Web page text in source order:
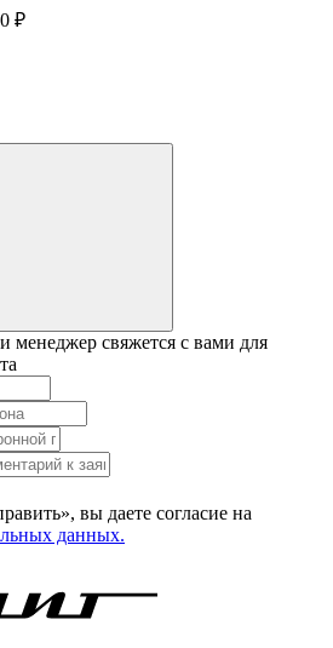
₽
менеджер свяжется с вами для
вы даете согласие на
данных.